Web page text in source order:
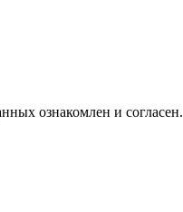
ознакомлен и согласен.